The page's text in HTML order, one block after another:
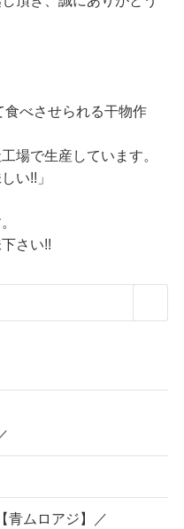
食べさせられる干物作
場で生産しています。
い!!」
さい!!
青ムロアジ】／